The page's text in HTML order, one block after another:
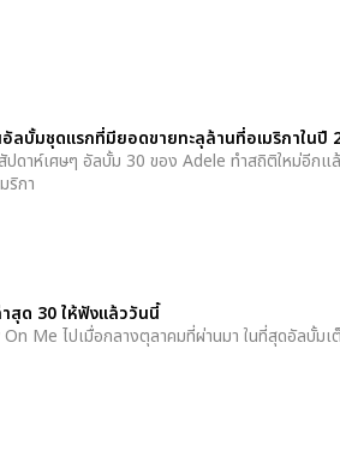
อัลบั้มชุดแรกที่มียอดขายทะลุล้านที่อเมริกาในปี
ดาห์เศษๆ อัลบั้ม 30 ของ Adele ทำสถิติใหม่อีก
ริกา
สุด 30 ให้ฟังแล้ววันนี้
Me ไปเมื่อกลางตุลาคมที่ผ่านมา ในที่สุดอัลบั้